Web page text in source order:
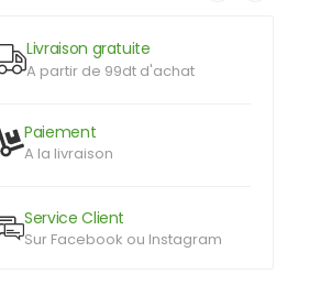
Livraison gratuite
A partir de 99dt d'achat
Paiement
A la livraison
Service Client
Sur Facebook ou Instagram